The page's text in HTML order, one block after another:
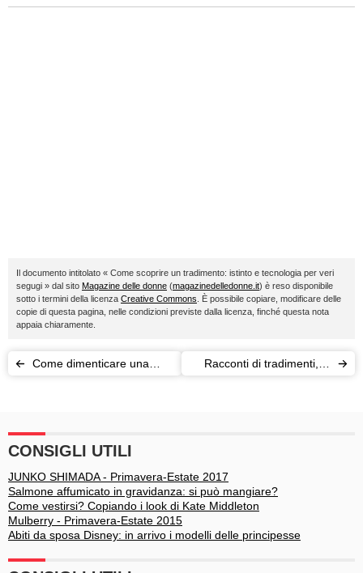
Il documento intitolato « Come scoprire un tradimento: istinto e tecnologia per veri
segugi » dal sito Magazine delle donne (magazinedelledonne.it) è reso disponibile
sotto i termini della licenza Creative Commons . È possibile copiare, modificare delle
copie di questa pagina, nelle condizioni previste dalla licenza, finché questa nota
appaia chiaramente.
Come dimenticare una
Racconti di tradimenti, le
CONSIGLI UTILI
JUNKO SHIMADA - Primavera-Estate 2017
Salmone affumicato in gravidanza: si può mangiare?
Come vestirsi? Copiando i look di Kate Middleton
Mulberry - Primavera-Estate 2015
Abiti da sposa Disney: in arrivo i modelli delle principesse